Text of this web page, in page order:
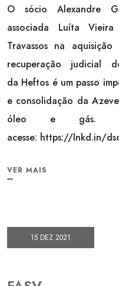
O sócio Alexandre
associada Luíta
Travassos na
recuperação judicial
da Heftos é um passo
e consolidação da
óleo e gás.
acesse: https://lnkd.in/
VER MAIS
15 DEZ 2021